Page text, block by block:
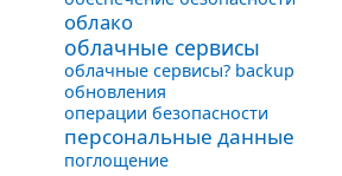
облако
облачные сервисы
облачные сервисы? backup
обновления
операции безопасности
персональные данные
поглощение